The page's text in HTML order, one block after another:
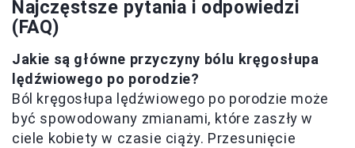
Najczęstsze pytania i odpowiedzi
(FAQ)
Jakie są główne przyczyny bólu kręgosłupa
lędźwiowego po porodzie?
Ból kręgosłupa lędźwiowego po porodzie może
być spowodowany zmianami, które zaszły w
ciele kobiety w czasie ciąży. Przesunięcie